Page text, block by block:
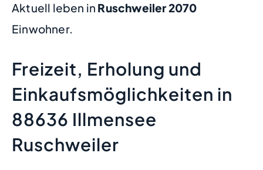
Aktuell leben in Ruschweiler2070
Einwohner.
Freizeit, Erholung und
Einkaufsmöglichkeiten in
88636 Illmensee
Ruschweiler